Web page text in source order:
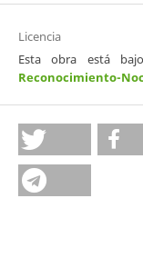
Licencia
Esta obra está
Reconocimiento-